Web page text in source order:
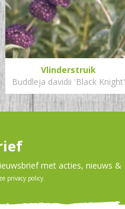
Vlinderstruik
Buddleja davidii 'Black Knight'
met acties, nieuws &
privacy policy.